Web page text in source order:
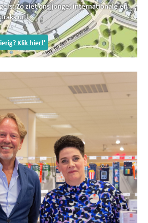
Zó ziet ons jonge, internationale en
uit!
Klik hier!'